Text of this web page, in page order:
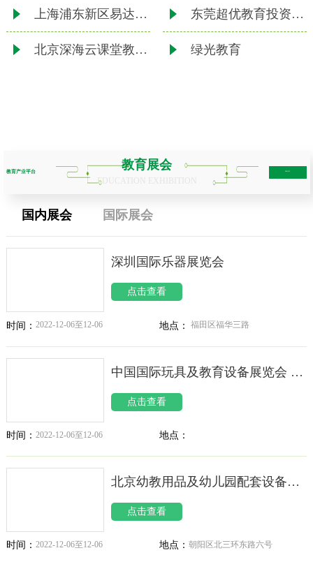
上海浦东新区易达教育培训中心 东莞超优教育投资咨询有限公司
北京深海云课堂教育科技有限公司 绿光教育
教育产业平台 教育展会
EDUCATION EXHIBITION
more+
国内展会 国际展会
深圳国际乐器展览会
点击查看
时间： 2022-12-06至12-06 地点： 福田区福华三路
中国国际玩具及教育设备展览会 CTE
点击查看
时间： 2022-12-06至12-06 地点：
北京幼教用品及幼儿园配套设备展览会 BJKSE
点击查看
时间： 2022-12-06至12-06 地点：朝阳区北三环东路六号